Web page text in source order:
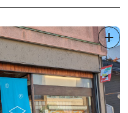
ハイキングや散策が楽しめる